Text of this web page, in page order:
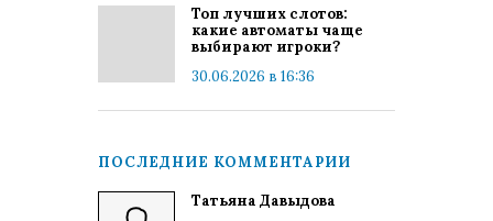
Топ лучших слотов:
какие автоматы чаще
выбирают игроки?
30.06.2026 в 16:36
ПОСЛЕДНИЕ КОММЕНТАРИИ
Татьяна Давыдова